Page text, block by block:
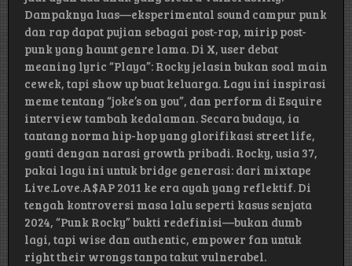
Dampaknya luas—eksperimental sound campur punk
dan rap dapat pujian sebagai post-rap, mirip post-
punk yang haunt genre lama. Di X, user debat
meaning lyric “Playa”: Rocky jelasin bukan soal main
cewek, tapi show up buat keluarga. Lagu ini inspirasi
meme tentang “joke’s on you”, dan perform di Esquire
interview tambah kedalaman. Secara budaya, ia
tantang norma hip-hop yang glorifikasi street life,
ganti dengan narasi growth pribadi. Rocky, usia 37,
pakai lagu ini untuk bridge generasi: dari mixtape
Live.Love.A$AP 2011 ke era ayah yang reflektif. Di
tengah kontroversi masa lalu seperti kasus senjata
2024, “Punk Rocky” bukti redefinisi—bukan dumb
lagi, tapi wise dan authentic, empower fan untuk
right their wrongs tanpa takut vulnerabel.